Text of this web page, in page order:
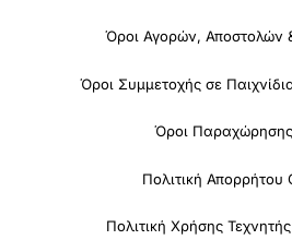
Όροι Αγορών, Αποστολών
Όροι Συμμετοχής σε
Όροι
Πολιτική Απορρήτου
Πολιτική Χρήσης